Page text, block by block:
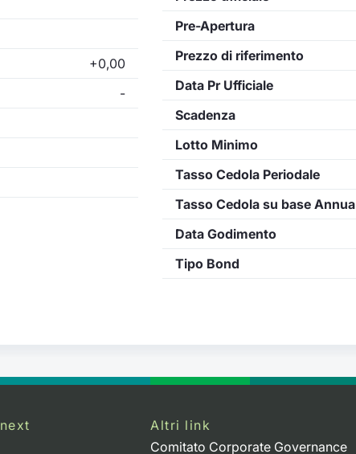
+0,00
-
Pre-Apertura
Prezzo di riferimento
Data Pr Ufficiale
Scadenza
Lotto Minimo
Tasso Cedola Periodale
Tasso Cedola su base Annua
Data Godimento
Tipo Bond
Altri link
Comitato Corporate Governance